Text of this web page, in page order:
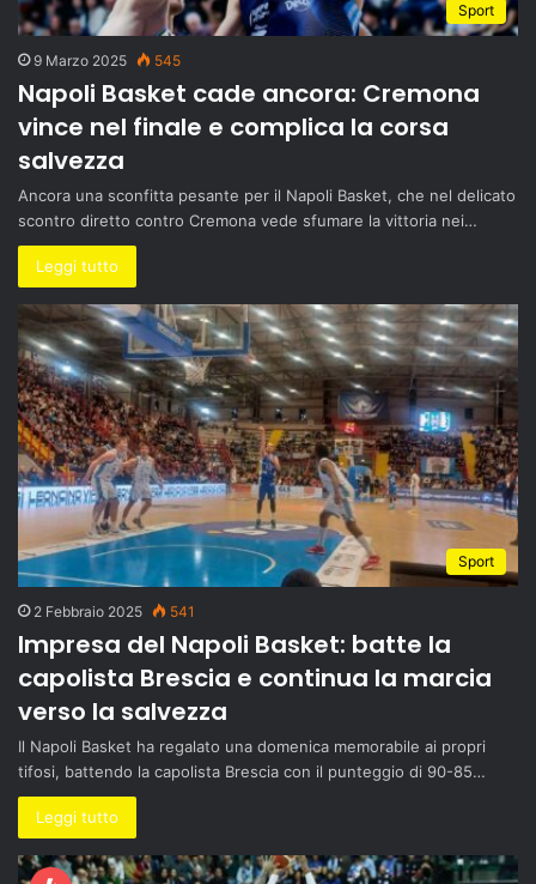
Sport
9 Marzo 2025 545
Napoli Basket cade ancora: Cremona
vince nel finale e complica la corsa
salvezza
Ancora una sconfitta pesante per il Napoli Basket, che nel delicato
scontro diretto contro Cremona vede sfumare la vittoria nei…
Leggi tutto
Sport
2 Febbraio 2025 541
Impresa del Napoli Basket: batte la
capolista Brescia e continua la marcia
verso la salvezza
Il Napoli Basket ha regalato una domenica memorabile ai propri
tifosi, battendo la capolista Brescia con il punteggio di 90-85…
Leggi tutto